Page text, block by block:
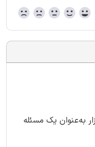
به‌عنوان یک مسئله